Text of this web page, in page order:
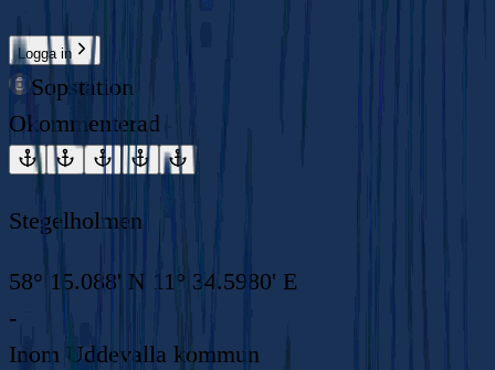
Logga in
Sopstation
Okommenterad
Stegelholmen
58° 15.088' N 11° 34.5980' E
-
Inom Uddevalla kommun